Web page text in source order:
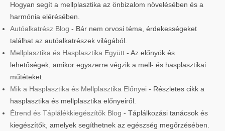
Hogyan segít a mellplasztika az önbizalom növelésében és a
harmónia elérésében.
Autóalkatrész Blog - Bár nem orvosi téma, érdekességeket
találhat az autóalkatrészek világából.
Mellplasztika és Hasplasztika Együtt - Az előnyök és
lehetőségek, amikor egyszerre végzik a mell- és hasplasztikai
műtéteket.
Mik a Hasplasztika és Mellplasztika Előnyei - Részletes cikk a
hasplasztika és mellplasztika előnyeiről.
Étrend és Táplálékkiegészítők Blog - Táplálkozási tanácsok és
kiegészítők, amelyek segíthetnek az egészség megőrzésében.